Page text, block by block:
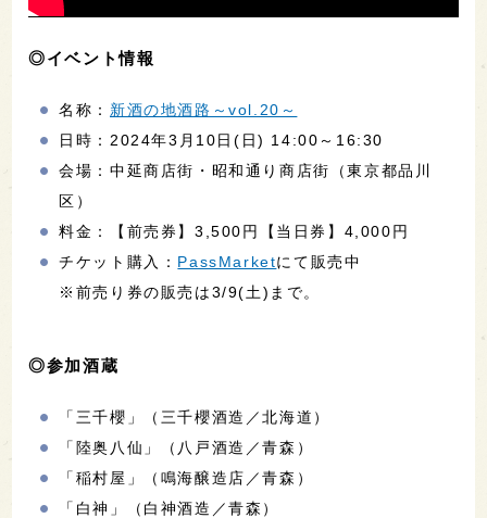
◎イベント情報
名称： 新酒の地酒路～vol.20～
日時：2024年3月10日(日) 14:00～16:30
会場：中延商店街・昭和通り商店街（東京都品川
区）
料金：【前売券】3,500円【当日券】4,000円
チケット購入： PassMarketにて販売中
※前売り券の販売は3/9(土)まで。
◎参加酒蔵
「三千櫻」（三千櫻酒造／北海道）
「陸奥八仙」（八戸酒造／青森）
「稲村屋」（鳴海醸造店／青森）
「白神」（白神酒造／青森）